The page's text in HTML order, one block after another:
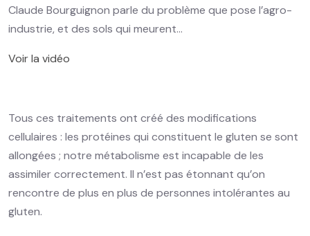
Claude Bourguignon parle du problème que pose l’agro-
industrie, et des sols qui meurent…
Voir la vidéo
Tous ces traitements ont créé des modifications
cellulaires : les protéines qui constituent le gluten se sont
allongées ; notre métabolisme est incapable de les
assimiler correctement. Il n’est pas étonnant qu’on
rencontre de plus en plus de personnes intolérantes au
gluten.